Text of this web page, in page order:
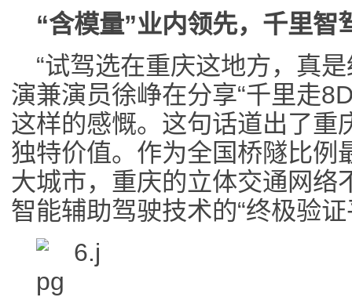
“含模量”业内领先，千里智
“试驾选在重庆这地方，真
演兼演员徐峥在分享“千里走
这样的感慨。这句话道出了重
独特价值。作为全国桥隧比例
大城市，重庆的立体交通网络
智能辅助驾驶技术的“终极验证